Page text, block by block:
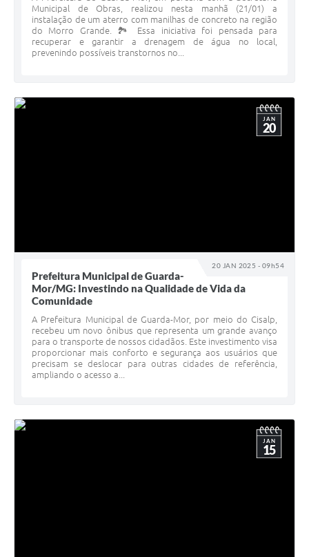
Municipal de Obras, realizou nesta manhã (21/01) a
instalação de um aterro com manilhas de concreto na região
do Morro Grande. 🏞️ Essa iniciativa foi pensada para
recuperar e garantir a drenagem de água no local,
prevenindo possíveis transtornos no...
20 JAN 2025 - 09h54
JAN
20
Prefeitura Municipal de Guarda-
Mor/MG: Investindo na Qualidade de Vida da
Comunidade
A Prefeitura Municipal de Guarda-Mor, por meio do Cisalp,
recebeu um novo ônibus que representa um grande avanço
para o transporte de nossos cidadãos. Este investimento visa
proporcionar mais conforto e segurança aos usuários que
precisam se deslocar para outras cidades de referência,
ampliando o acesso a...
JAN
15